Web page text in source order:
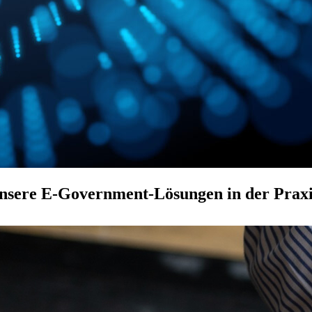
E-Government-Lösungen in der